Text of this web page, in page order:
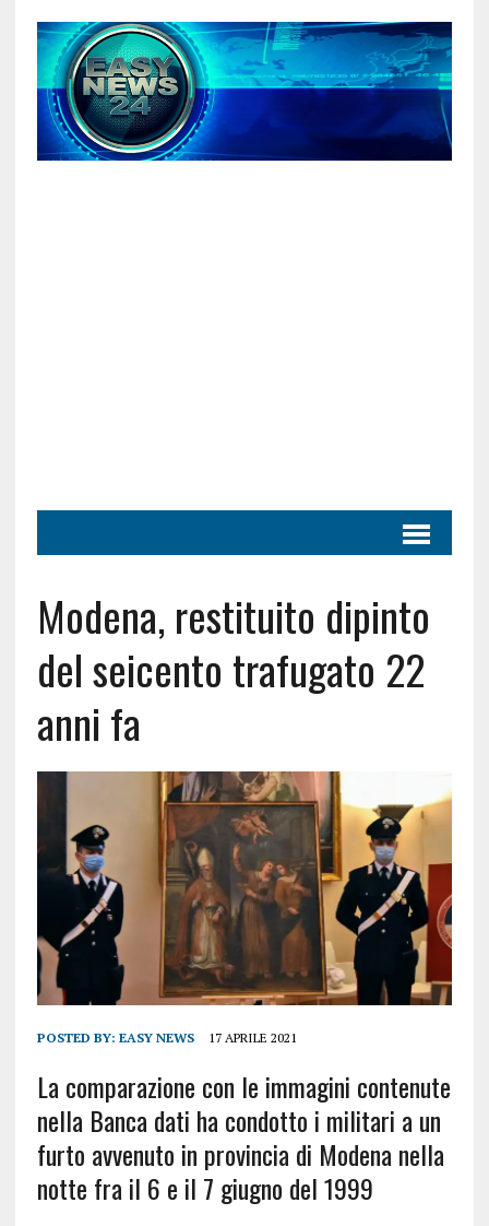
Modena, restituito dipinto
del seicento trafugato 22
anni fa
POSTED BY: EASY NEWS 17 APRILE 2021
La comparazione con le immagini contenute
nella Banca dati ha condotto i militari a un
furto avvenuto in provincia di Modena nella
notte fra il 6 e il 7 giugno del 1999